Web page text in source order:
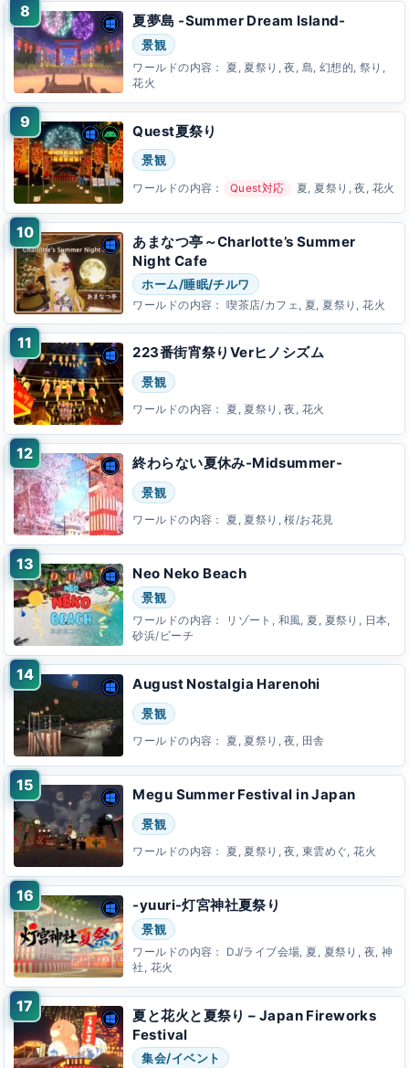
夏夢島 -Summer Dream Island-
景観
ワールドの内容：
夏, 夏祭り, 夜, 島, 幻想的, 祭り,
花火
Quest夏祭り
景観
ワールドの内容： Quest対応 夏, 夏祭り, 夜, 花火
あまなつ亭～Charlotte’s Summer
Night Cafe
ホーム/睡眠/チルワ
ワールドの内容： 喫茶店/カフェ, 夏, 夏祭り, 花火
223番街宵祭りVerヒノシズム
景観
ワールドの内容： 夏, 夏祭り, 夜, 花火
終わらない夏休み-Midsummer-
景観
ワールドの内容： 夏, 夏祭り, 桜/お花見
Neo Neko Beach
景観
ワールドの内容：
リゾート, 和風, 夏, 夏祭り, 日本,
砂浜/ビーチ
August Nostalgia Harenohi
景観
ワールドの内容： 夏, 夏祭り, 夜, 田舎
Megu Summer Festival in Japan
景観
ワールドの内容： 夏, 夏祭り, 夜, 東雲めぐ, 花火
-yuuri-灯宮神社夏祭り
景観
ワールドの内容：
DJ/ライブ会場, 夏, 夏祭り, 夜, 神
社, 花火
夏と花火と夏祭り – Japan Fireworks
Festival
集会/イベント